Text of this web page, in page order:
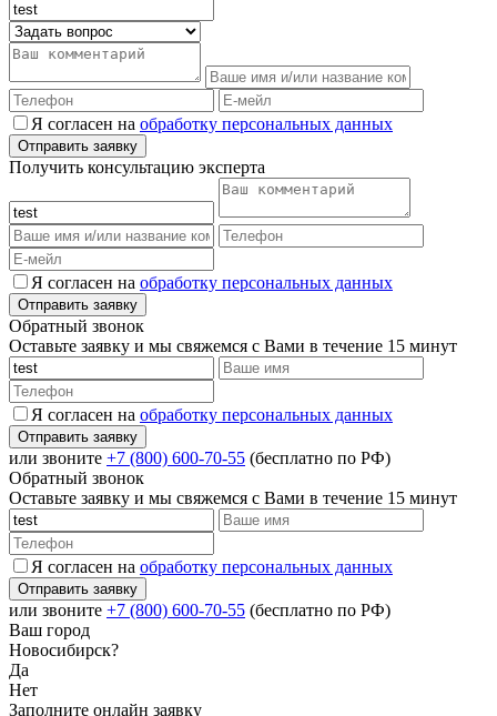
Я согласен на обработку персональных данных
Получить консультацию эксперта
Я согласен на обработку персональных данных
Обратный звонок
Оставьте заявку и мы свяжемся с Вами в течение 15 минут
Я согласен на обработку персональных данных
или звоните +7 (800) 600-70-55 (бесплатно по РФ)
Обратный звонок
Оставьте заявку и мы свяжемся с Вами в течение 15 минут
Я согласен на обработку персональных данных
или звоните +7 (800) 600-70-55 (бесплатно по РФ)
Ваш город
Новосибирск?
Да
Нет
Заполните онлайн заявку